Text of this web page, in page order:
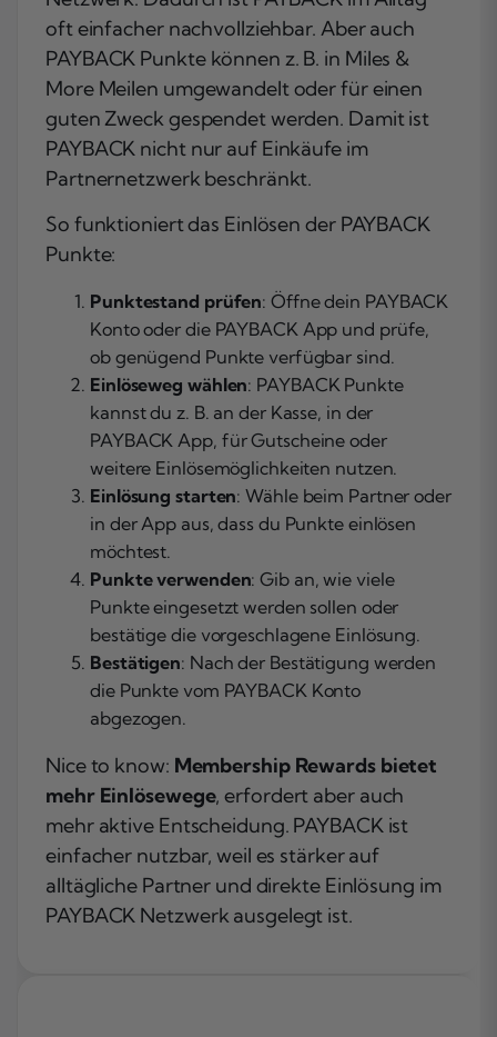
oft einfacher nachvollziehbar. Aber auch
PAYBACK Punkte können z. B. in Miles &
More Meilen umgewandelt oder für einen
guten Zweck gespendet werden. Damit ist
PAYBACK nicht nur auf Einkäufe im
Partnernetzwerk beschränkt.
So funktioniert das Einlösen der PAYBACK
Punkte:
Punktestand prüfen: Öffne dein PAYBACK
Konto oder die PAYBACK App und prüfe,
ob genügend Punkte verfügbar sind.
Einlöseweg wählen: PAYBACK Punkte
kannst du z. B. an der Kasse, in der
PAYBACK App, für Gutscheine oder
weitere Einlösemöglichkeiten nutzen.
Einlösung starten: Wähle beim Partner oder
in der App aus, dass du Punkte einlösen
möchtest.
Punkte verwenden: Gib an, wie viele
Punkte eingesetzt werden sollen oder
bestätige die vorgeschlagene Einlösung.
Bestätigen: Nach der Bestätigung werden
die Punkte vom PAYBACK Konto
abgezogen.
Nice to know: Membership Rewards bietet
mehr Einlösewege, erfordert aber auch
mehr aktive Entscheidung. PAYBACK ist
einfacher nutzbar, weil es stärker auf
alltägliche Partner und direkte Einlösung im
PAYBACK Netzwerk ausgelegt ist.